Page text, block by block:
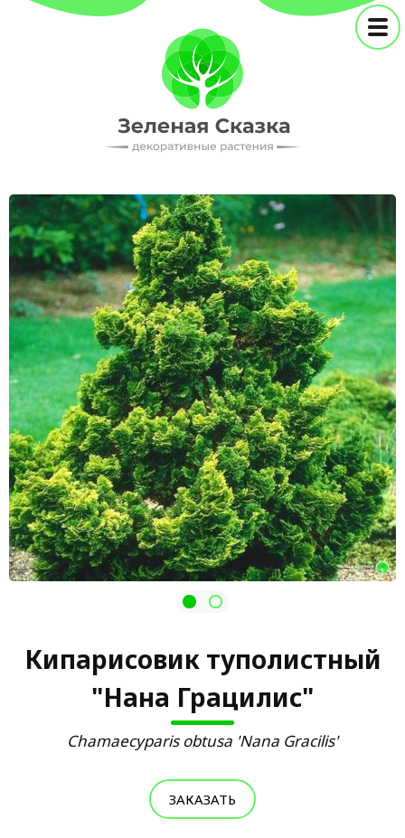
Кипарисовик туполистный
"Нана Грацилис"
Chamaecyparis obtusa 'Nana Gracilis'
ЗАКАЗАТЬ